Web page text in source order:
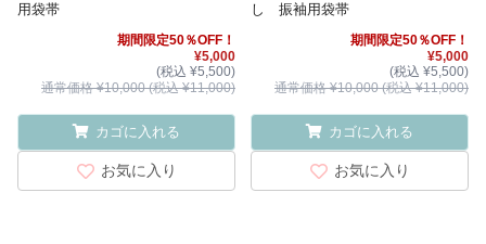
用袋帯
期間限定50％OFF！
¥5,000
(税込 ¥5,500)
通常価格 ¥10,000 (税込 ¥11,000)
カゴに入れる
お気に入り
し 振袖用袋帯
期間限定50％OFF！
¥5,000
(税込 ¥5,500)
通常価格 ¥10,000 (税込 ¥11,000)
カゴに入れる
お気に入り